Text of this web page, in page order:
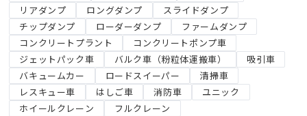
リアダンプ
ロングダンプ
スライドダンプ
チップダンプ
ローダーダンプ
ファームダンプ
コンクリートプラント
コンクリートポンプ車
ジェットパック車
バルク車（粉粒体運搬車）
吸引車
バキュームカー
ロードスイーパー
清掃車
レスキュー車
はしご車 消防車
ユニック
ホイールクレーン
フルクレーン